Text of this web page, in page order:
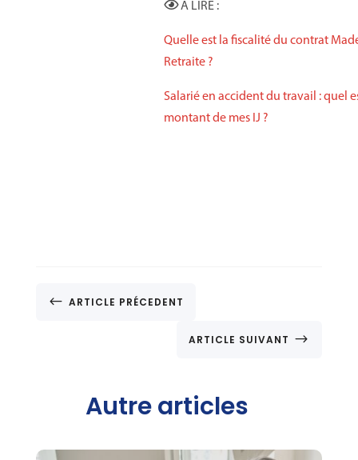
À LIRE :
Quelle est la fiscalité du contrat
Retraite ?
Salarié en accident du travail : quel
montant de mes IJ ?
# ARTICLE PRÉCEDENT
ARTICLE SUIVANT $
Autre articles